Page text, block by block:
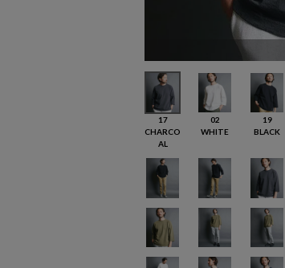
17
CHARCO
AL
02
WHITE
19
BLACK